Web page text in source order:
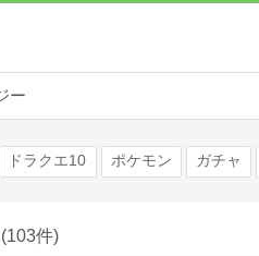
ー
ドラクエ10 ポケモン ガチャ
(103件)